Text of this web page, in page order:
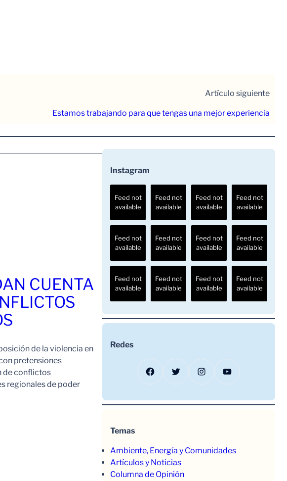
Artículo siguiente
Estamos trabajando para que tengas una mejor experiencia
CUENTA
de la violencia en
pretensiones
de conflictos
regionales de poder
Instagram
Feed not
available
Feed not
available
Feed not
available
Feed not
available
Feed not
available
Feed not
available
Feed not
available
Feed not
available
Feed not
available
Feed not
available
Feed not
available
Feed not
available
Redes
Facebook Twitter Instagram YouTube
Temas
Ambiente, Energía y Comunidades
Artículos y Noticias
Columna de Opinión